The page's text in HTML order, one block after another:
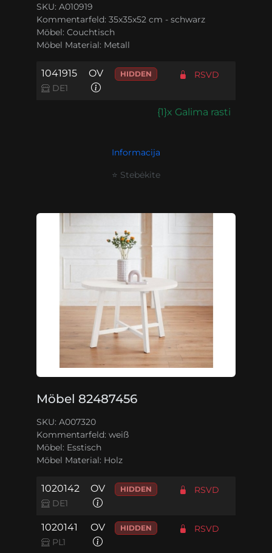
SKU: A010919
Kommentarfeld: 35x35x52 cm - schwarz
Möbel: Couchtisch
Möbel Material: Metall
1041915
DE1
OV HIDDEN RSVD
{1}x Galima rasti
Informacija
⭐ Stebėkite
Möbel 82487456
SKU: A007320
Kommentarfeld: weiß
Möbel: Esstisch
Möbel Material: Holz
1020142
DE1
OV HIDDEN RSVD
1020141
PL1
OV HIDDEN RSVD